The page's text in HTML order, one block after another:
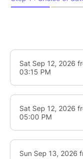
Durée : 1 heure
Tenue adaptée
chaussures